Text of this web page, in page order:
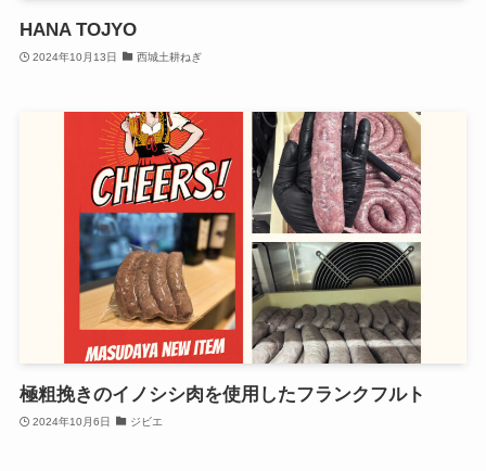
HANA TOJYO
2024年10月13日 西城土耕ねぎ
極粗挽きのイノシシ肉を使用したフランクフルト
2024年10月6日 ジビエ